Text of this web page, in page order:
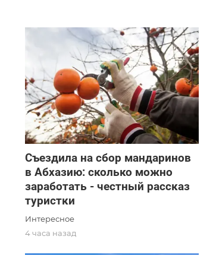
Съездила на сбор мандаринов
в Абхазию: сколько можно
заработать - честный рассказ
туристки
Интересное
4 часа назад